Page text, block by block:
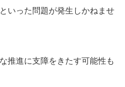
いった問題が発生しかねませ
推進に支障をきたす可能性も